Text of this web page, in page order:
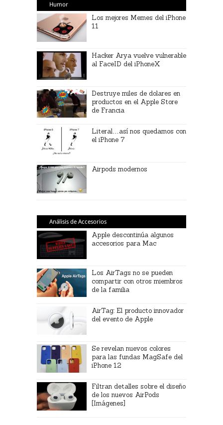
Humor
Los mejores Memes del iPhone
11
Hacker Arya vuelve vulnerable
al FaceID del iPhoneX
Destruye miles de dolares en
productos en el Apple Store
de Francia
Literal…así nos quedamos con
el iPhone 7
Airpods modernos
Análisis de Accesorios
Apple descontinúa algunos
accesorios para Mac
Los AirTags no se pueden
compartir con otros miembros
de la familia
AirTag: El producto innovador
del evento de Apple
Se revelan nuevos colores
para las fundas MagSafe del
iPhone 12
Filtran detalles sobre el diseño
de los nuevos AirPods
[Imágenes]